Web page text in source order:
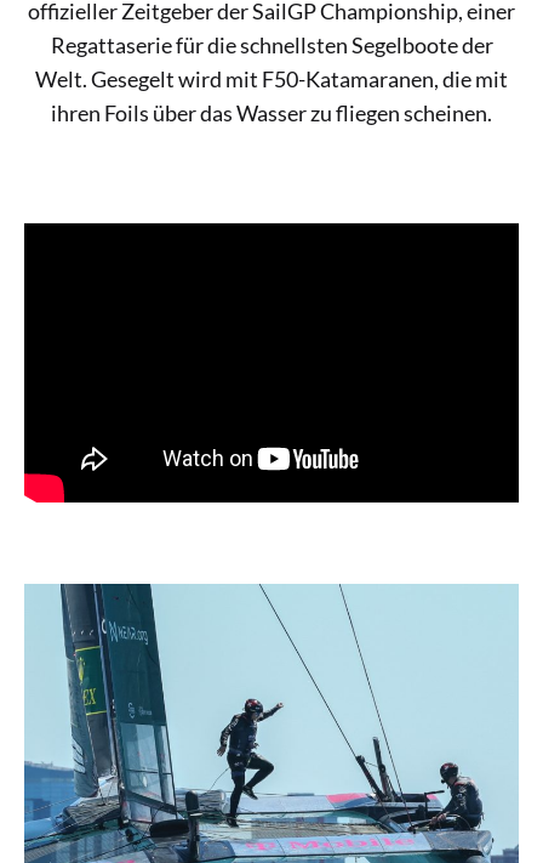
offizieller Zeitgeber der SailGP Championship, einer
Regattaserie für die schnellsten Segelboote der
Welt. Gesegelt wird mit F50-Katamaranen, die mit
ihren Foils über das Wasser zu fliegen scheinen.